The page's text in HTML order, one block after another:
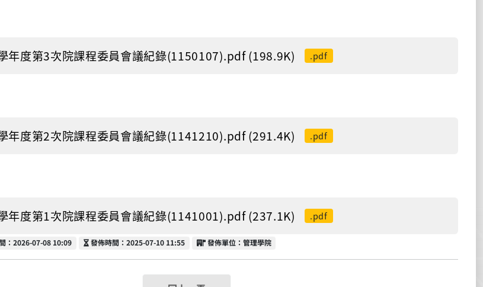
年度第3次院課程委員會議紀錄(1150107).pdf (198.9K) .pdf
年度第2次院課程委員會議紀錄(1141210).pdf (291.4K) .pdf
年度第1次院課程委員會議紀錄(1141001).pdf (237.1K) .pdf
：2026-07-08 10:09 發佈時間
發佈時間：2025-07-10 11:55 發佈單位
發佈單位：管理學院